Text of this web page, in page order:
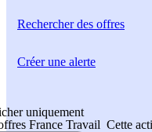
Rechercherdes offres
uniquement
France Travail Cette
Créer une alerte